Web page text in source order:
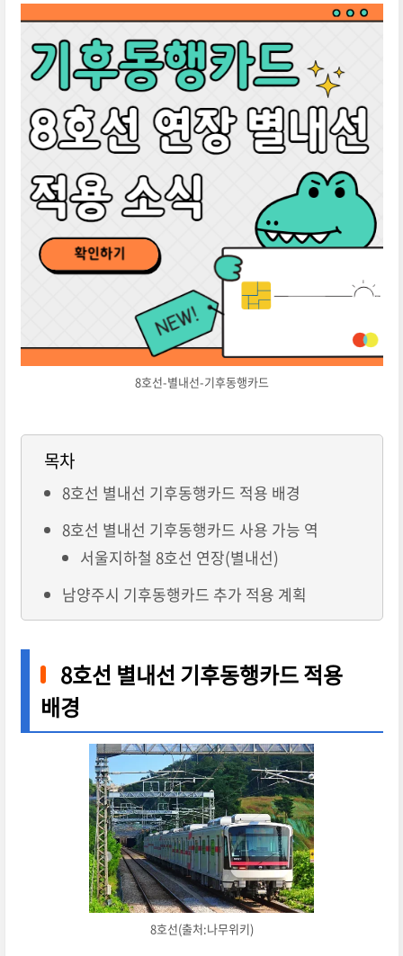
8호선-별내선-기후동행카드
목차
8호선 별내선 기후동행카드 적용 배경
8호선 별내선 기후동행카드 사용 가능 역
서울지하철 8호선 연장(별내선)
남양주시 기후동행카드 추가 적용 계획
8호선 별내선 기후동행카드 적용
배경
8호선(출처:나무위키)